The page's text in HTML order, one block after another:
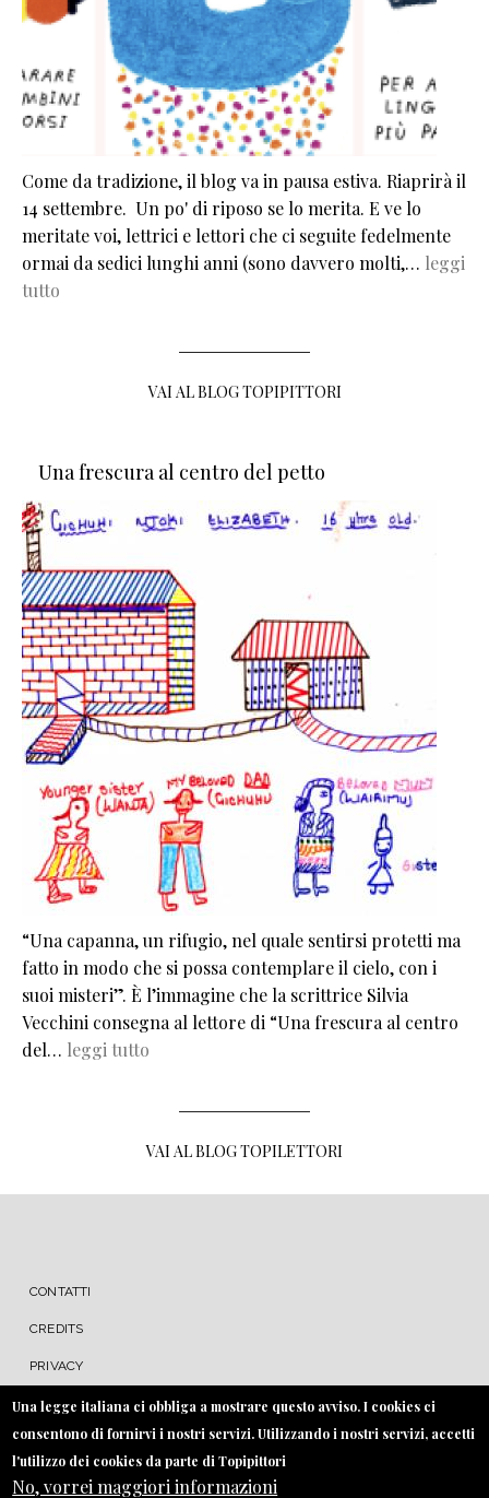
Come da tradizione, il blog va in pausa estiva. Riaprirà il
14 settembre. Un po' di riposo se lo merita. E ve lo
meritate voi, lettrici e lettori che ci seguite fedelmente
ormai da sedici lunghi anni (sono davvero molti,… leggi
tutto
VAI AL BLOG TOPIPITTORI
Una frescura al centro del petto
“Una capanna, un rifugio, nel quale sentirsi protetti ma
fatto in modo che si possa contemplare il cielo, con i
suoi misteri”. È l’immagine che la scrittrice Silvia
Vecchini consegna al lettore di “Una frescura al centro
del… leggi tutto
VAI AL BLOG TOPILETTORI
MENU FOOTER
CONTATTI
CREDITS
PRIVACY
COOKIE
Una legge italiana ci obbliga a mostrare questo avviso. I cookies ci
consentono di fornirvi i nostri servizi. Utilizzando i nostri servizi, accetti
l'utilizzo dei cookies da parte di Topipittori
No, vorrei maggiori informazioni